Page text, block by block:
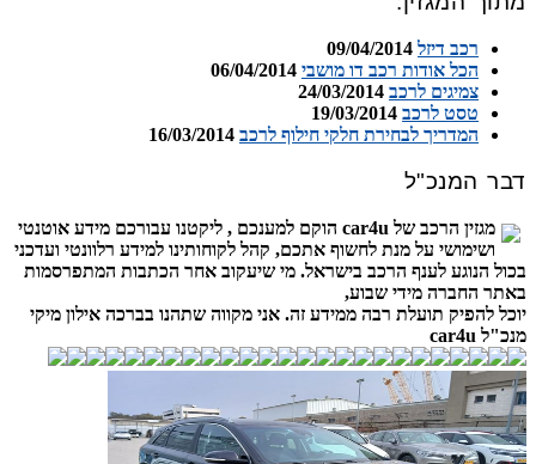
רכב דיזל 09/04/2014
הכל אודות רכב דו מושבי 06/04/2014
צמיגים לרכב 24/03/2014
טסט לרכב 19/03/2014
המדריך לבחירת חלקי חילוף לרכב 16/03/2014
דבר המנכ"ל
מגזין הרכב של car4u הוקם למענכם , ליקטנו עבורכם מידע אוטנטי
ושימושי על מנת לחשוף אתכם, קהל לקוחותינו למידע רלוונטי ועדכני
בכול הנוגע לענף הרכב בישראל. מי שיעקוב אחר הכתבות המתפרסמות
באתר החברה מידי שבוע,
יוכל להפיק תועלת רבה ממידע זה. אני מקווה שתהנו בברכה אילון מיקי
מנכ"ל car4u